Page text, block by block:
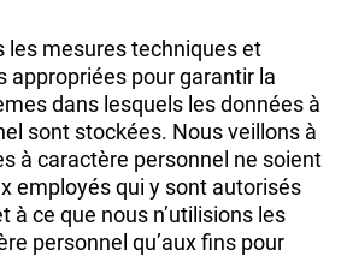
les mesures techniques et
appropriées pour garantir la
dans lesquels les données à
sont stockées. Nous veillons à
à caractère personnel ne soient
employés qui y sont autorisés
à ce que nous n’utilisions les
personnel qu’aux fins pour